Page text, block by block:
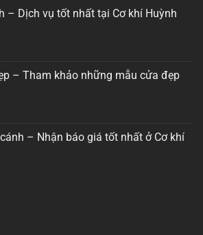
– Dịch vụ tốt nhất tại Cơ khí Huỳnh
– Tham khảo những mẫu cửa đẹp
– Nhận báo giá tốt nhất ở Cơ khí